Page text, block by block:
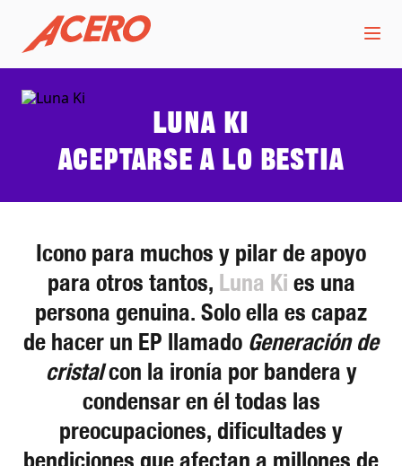
Luna Ki
Aceptarse a lo bestia
Icono para muchos y pilar de apoyo
para otros tantos, Luna Ki es una
persona genuina. Solo ella es capaz
de hacer un EP llamado Generación de
cristalcon la ironía por bandera y
condensar en él todas las
preocupaciones, dificultades y
bendiciones que afectan a millones de